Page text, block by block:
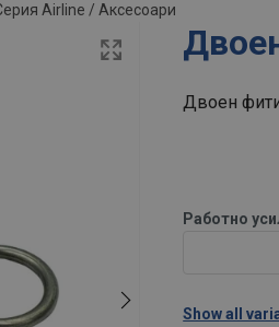
Airline / Аксесоари
Двоен
Работно
Show all